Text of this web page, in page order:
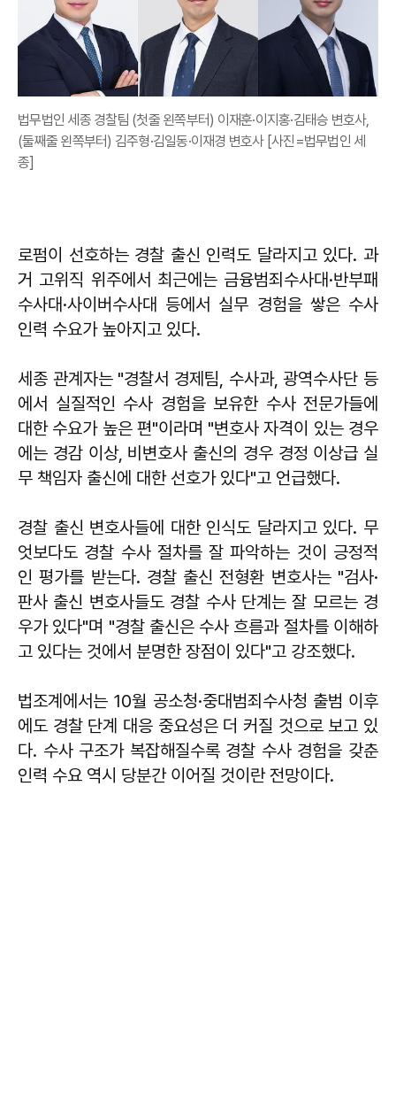
법무법인 세종 경찰팀 (첫줄 왼쪽부터) 이재훈·이지홍·김태승 변호사,
(둘째줄 왼쪽부터) 김주형·김일동·이재경 변호사 [사진=법무법인 세
종]
로펌이 선호하는 경찰 출신 인력도 달라지고 있다. 과
거 고위직 위주에서 최근에는 금융범죄수사대·반부패
수사대·사이버수사대 등에서 실무 경험을 쌓은 수사
인력 수요가 높아지고 있다.
세종 관계자는 "경찰서 경제팀, 수사과, 광역수사단 등
에서 실질적인 수사 경험을 보유한 수사 전문가들에
대한 수요가 높은 편"이라며 "변호사 자격이 있는 경우
에는 경감 이상, 비변호사 출신의 경우 경정 이상급 실
무 책임자 출신에 대한 선호가 있다"고 언급했다.
경찰 출신 변호사들에 대한 인식도 달라지고 있다. 무
엇보다도 경찰 수사 절차를 잘 파악하는 것이 긍정적
인 평가를 받는다. 경찰 출신전형환 변호사는 "검사·
판사 출신 변호사들도 경찰 수사 단계는 잘 모르는 경
우가 있다"며 "경찰 출신은 수사 흐름과 절차를 이해하
고 있다는 것에서 분명한 장점이 있다"고 강조했다.
법조계에서는 10월 공소청·중대범죄수사청 출범 이후
에도 경찰 단계 대응 중요성은 더 커질 것으로 보고 있
다. 수사 구조가 복잡해질수록 경찰 수사 경험을 갖춘
인력 수요 역시 당분간 이어질 것이란 전망이다.